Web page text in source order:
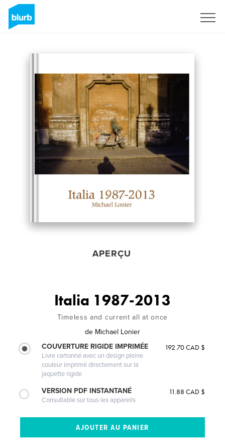
APERÇU
Italia 1987-2013
Timeless and current all at once
de Michael Lonier
COUVERTURE RIGIDE IMPRIMÉE
Livre cartonné avec un design pleine
couleur imprimé directement sur la
jaquette rigide
192.70 CAD $
VERSION PDF INSTANTANÉ
Consultable sur tous les appareils
11.88 CAD $